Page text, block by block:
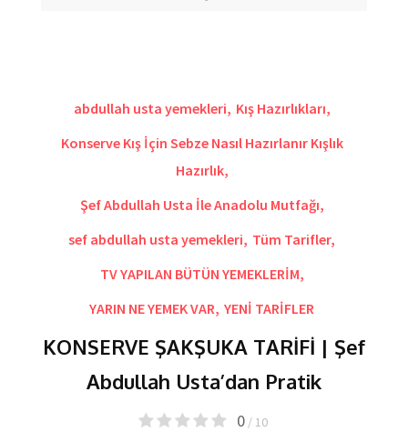
abdullah usta yemekleri, Kış Hazırlıkları,
Konserve Kış İçin Sebze Nasıl Hazırlanır Kışlık
Hazırlık,
Şef Abdullah Usta İle Anadolu Mutfağı,
sef abdullah usta yemekleri, Tüm Tarifler,
TV YAPILAN BÜTÜN YEMEKLERİM,
YARIN NE YEMEK VAR, YENİ TARİFLER
KONSERVE ŞAKŞUKA TARİFİ | Şef
Abdullah Usta’dan Pratik
0/ 10